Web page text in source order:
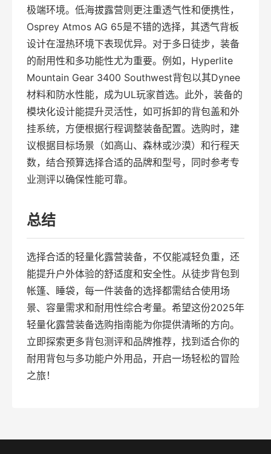
极端环境。低海拔露营则更注重透气性和便携性，
Osprey Atmos AG 65是不错的选择，其透气背板
设计在湿热环境下表现优异。对于多日徒步，装备
的耐用性和多功能性尤为重要。例如，Hyperlite
Mountain Gear 3400 Southwest背包以其Dynee
材料和防水性能，成为UL玩家首选。此外，装备的
模块化设计能提升灵活性，如可拆卸的背包盖和外
挂系统，方便根据行程调整装备配置。选购时，建
议根据目标场景（如高山、森林或沙漠）和行程天
数，结合预算选择合适的品牌和型号，同时参考专
业测评以确保性能可靠。
总结
选择合适的轻量化露营装备，不仅能减轻负重，还
能提升户外体验的舒适度和安全性。从徒步背包到
帐篷、睡袋，每一件装备的选择都需结合使用场
景、容量需求和耐用性综合考量。希望这份2025年
轻量化露营装备选购指南能为你提供清晰的方向。
立即探索更多背包测评和品牌推荐，找到适合你的
耐用背包与多功能户外用品，开启一场轻松的冒险
之旅！